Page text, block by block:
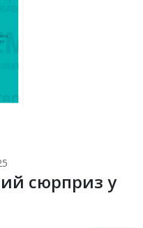
сюрприз у